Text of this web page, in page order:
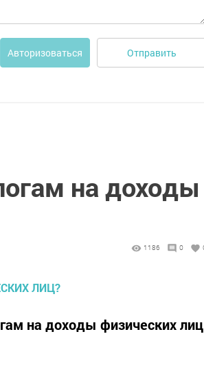
Авторизоваться Отправить
на доходы
1186 0
на доходы физических лиц